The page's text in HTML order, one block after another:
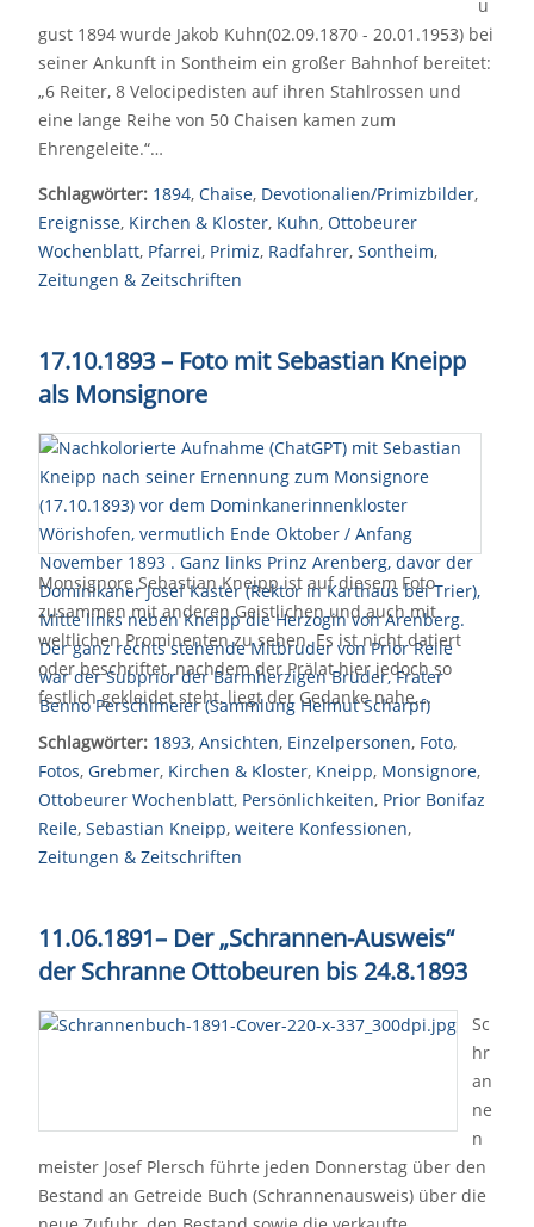
u
gust 1894 wurde Jakob Kuhn(02.09.1870 - 20.01.1953) bei
seiner Ankunft in Sontheim ein großer Bahnhof bereitet:
„6 Reiter, 8 Velocipedisten auf ihren Stahlrossen und
eine lange Reihe von 50 Chaisen kamen zum
Ehrengeleite.“…
Schlagwörter: 1894, Chaise, Devotionalien/Primizbilder,
Ereignisse, Kirchen & Kloster, Kuhn, Ottobeurer
Wochenblatt, Pfarrei, Primiz, Radfahrer, Sontheim,
Zeitungen & Zeitschriften
17.10.1893 – Foto mit Sebastian Kneipp
als Monsignore
Monsignore Sebastian Kneipp ist auf diesem Foto
zusammen mit anderen Geistlichen und auch mit
weltlichen Prominenten zu sehen. Es ist nicht datiert
oder beschriftet, nachdem der Prälat hier jedoch so
festlich gekleidet steht, liegt der Gedanke nahe,…
Schlagwörter: 1893, Ansichten, Einzelpersonen, Foto,
Fotos, Grebmer, Kirchen & Kloster, Kneipp, Monsignore,
Ottobeurer Wochenblatt, Persönlichkeiten, Prior Bonifaz
Reile, Sebastian Kneipp, weitere Konfessionen,
Zeitungen & Zeitschriften
11.06.1891– Der „Schrannen-Ausweis“
der Schranne Ottobeuren bis 24.8.1893
Sc
hr
an
ne
n
meister Josef Plersch führte jeden Donnerstag über den
Bestand an Getreide Buch (Schrannenausweis) über die